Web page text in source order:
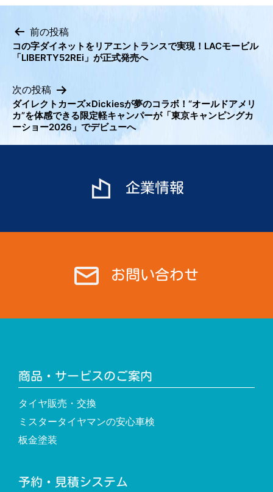
投
ナ
ビ
ゲ
ー
前の投稿
コの字ダイネットをリアエントランスで実現！LACモービル
「LIBERTY52REi」が正式発売へ
次の投稿
ダイレクトカーズ×Dickiesが夢のコラボ！“オールドアメリ
カ”を体感できる限定軽キャンパーが「東京キャンピングカ
ーショー2026」でデビューへ
企業情報
お問い合わせ
商品・サービスのご案内
タイヤ販売・交換
ミスタータイヤマンの安心車検
板金塗装
予約・見積システム